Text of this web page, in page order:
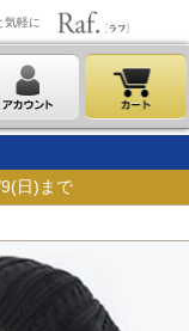
気軽に
日)まで